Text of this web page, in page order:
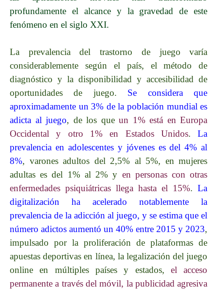
profundamente el alcance y la gravedad de este
fenómeno en el siglo XXI.
La prevalencia del trastorno de juego varía
considerablemente según el país, el método de
diagnóstico y la disponibilidad y accesibilidad de
oportunidades de juego. Se considera que
aproximadamente un 3% de la población mundial es
adicta al juego, de los queun 1% está en Europa
Occidental y otro 1% en Estados Unidos.La
prevalencia en adolescentes y jóvenes es del 4% al
8%, varones adultos del 2,5% al 5%, en mujeres
adultas es del 1% al 2% y en personas con otras
enfermedades psiquiátricas llega hasta el 15%.La
digitalización ha acelerado notablemente la
prevalencia de la adicción al juego, y se estima que el
número adictos aumentó un 40% entre 2015 y 2023,
impulsado por la proliferación de plataformas de
apuestas deportivas en línea, la legalización del juego
online en múltiples países y estados, el acceso
permanente a través del móvil, la publicidad agresiva